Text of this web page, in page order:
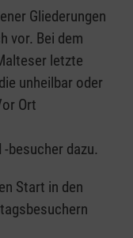
Gliederungen
vor. Bei dem
letzte
unheilbar oder
Ort
besucher dazu.
Start in den